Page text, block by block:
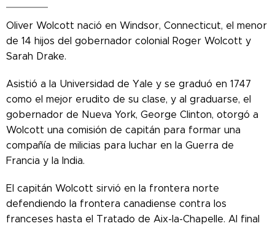
Oliver Wolcott nació en Windsor, Connecticut, el menor
de 14 hijos del gobernador colonial Roger Wolcott y
Sarah Drake.
Asistió a la Universidad de Yale y se graduó en 1747
como el mejor erudito de su clase, y al graduarse, el
gobernador de Nueva York, George Clinton, otorgó a
Wolcott una comisión de capitán para formar una
compañía de milicias para luchar en la Guerra de
Francia y la India.
El capitán Wolcott sirvió en la frontera norte
defendiendo la frontera canadiense contra los
franceses hasta el Tratado de Aix-la-Chapelle. Al final